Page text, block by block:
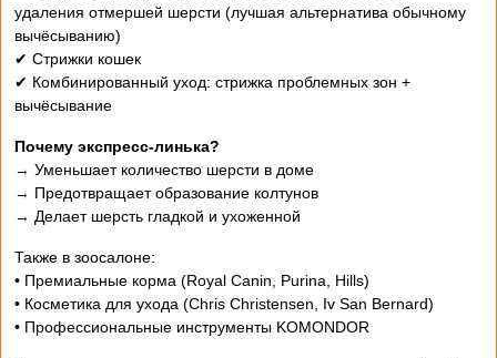
удаления отмершей шерсти (лучшая альтернатива обычному
вычёсыванию)
✔ Стрижки кошек
✔ Комбинированный уход: стрижка проблемных зон +
вычёсывание
Почему экспресс-линька?
→ Уменьшает количество шерсти в доме
→ Предотвращает образование колтунов
→ Делает шерсть гладкой и ухоженной
Также в зоосалоне:
• Премиальные корма (Royal Canin, Purina, Hills)
• Косметика для ухода (Chris Christensen, Iv San Bernard)
• Профессиональные инструменты KOMONDOR